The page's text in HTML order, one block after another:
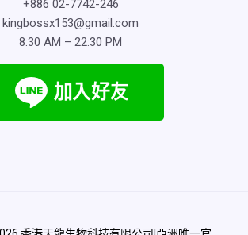
+886 02-7742-246
kingbossx153@gmail.com
8:30 AM – 22:30 PM